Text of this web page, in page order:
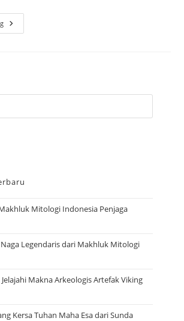
Chimera:
Makhluk
Mitologi Indonesia Penjaga
Naga Legendaris dari Makhluk Mitologi
Jelajahi Makna Arkeologis Artefak Viking
Kersa Tuhan Maha Esa dari Sunda